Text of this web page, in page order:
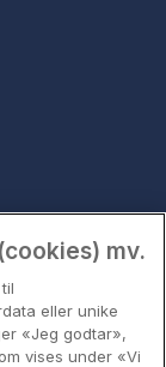
mv.
eller unike
«Jeg godtar»,
vises under «Vi